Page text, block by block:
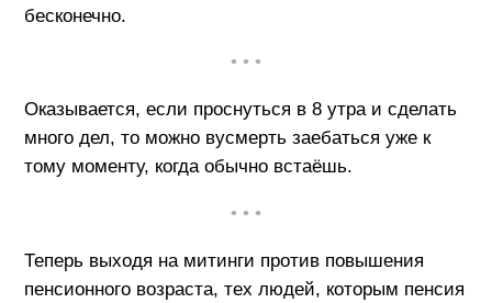
бесконечно.
• • •
Оказывается, если проснуться в 8 утра и сделать
много дел, то можно вусмерть заебаться уже к
тому моменту, когда обычно встаёшь.
• • •
Теперь выходя на митинги против повышения
пенсионного возраста, тех людей, которым пенсия